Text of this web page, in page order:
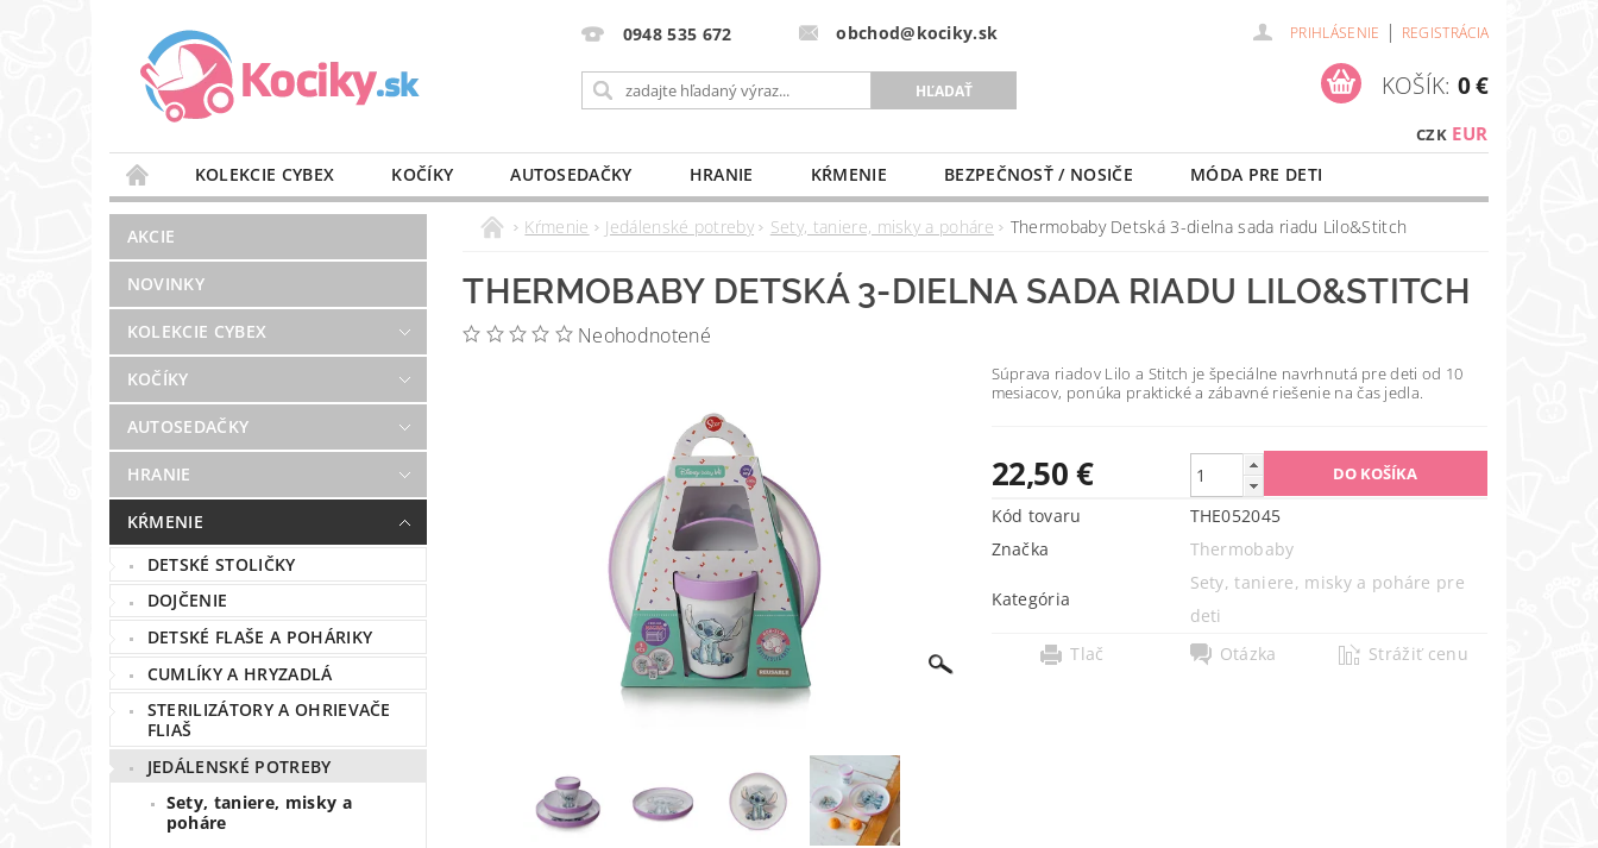
0948 535 672 obchod@kociky.sk PRIHLÁSENIE | REGISTRÁCIA
CZK EUR
KOŠÍK: 0 €
KOLEKCIE CYBEX KOČÍKY AUTOSEDAČKY HRANIE KŔMENIE BEZPEČNOSŤ / NOSIČE
MÓDA PRE DETI
STAROSTLIVOSŤ O VZDUCH
VÝBAVA DO PÔRODNICE MLIEKO A VÝŽIVA PRE MAMIČKU NAŠE SLUŽBY
O NÁKUPE
BLOG
PREDAJŇA KONTAKT
AKCIE
NOVINKY
KOLEKCIE CYBEX
KOČÍKY
AUTOSEDAČKY
HRANIE
KŔMENIE
DETSKÉ STOLIČKY
DOJČENIE
DETSKÉ FLAŠE A POHÁRIKY
CUMLÍKY A HRYZADLÁ
STERILIZÁTORY A OHRIEVAČE
FLIAŠ
JEDÁLENSKÉ POTREBY
Sety, taniere, misky a
poháre
Kŕmenie Jedálenské potreby Sety, taniere, misky a poháre Thermobaby Detská 3-dielna sada riadu Lilo&Stitch
THERMOBABY DETSKÁ 3-DIELNA SADA RIADU LILO&STITCH
Neohodnotené
Súprava riadov Lilo a Stitch je špeciálne navrhnutá pre deti od 10
mesiacov, ponúka praktické a zábavné riešenie na čas jedla.
22,50 €
Kód tovaru
THE052045
Značka
Thermobaby
Kategória
Sety, taniere, misky a poháre pre
deti
Tlač
Otázka Strážiť cenu